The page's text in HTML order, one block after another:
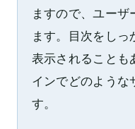
ますので、ユーザ
ます。目次をし
表示されることも
インでどのような
す。